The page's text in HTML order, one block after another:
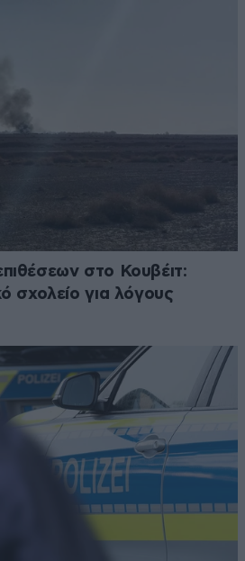
στο Κουβέιτ:
σχολείο για λόγους